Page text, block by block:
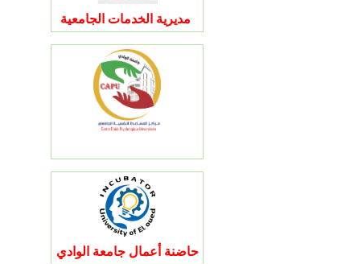
مديرية الخدمات الجامعية
حاضنة أعمال جامعة الوادي